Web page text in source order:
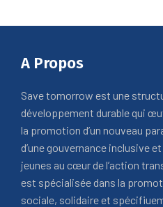
A Propos
Save tomorrow est une
développement durable qui
la promotion d’un nouveau
d’une gouvernance inclusive
jeunes au cœur de l’action
est spécialisée dans la
sociale, solidaire et